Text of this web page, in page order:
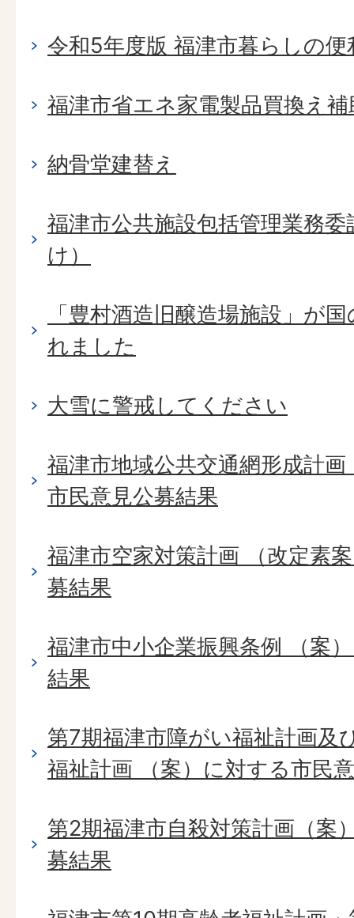
令和5年度版 福津市暮らしの
福津市省エネ家電製品買換え
納骨堂建替え
福津市公共施設包括管理業務
け）
「豊村酒造旧醸造場施設」が
れました
大雪に警戒してください
福津市地域公共交通網形成計
市民意見公募結果
福津市空家対策計画 （改定素
募結果
福津市中小企業振興条例 （案
結果
第7期福津市障がい福祉計画及
福祉計画 （案）に対する市民
第2期福津市自殺対策計画（案
募結果